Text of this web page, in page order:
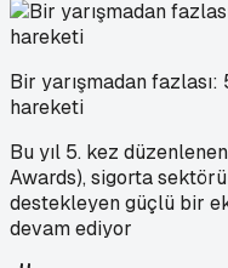
Bir yarışmadan
hareketi
Bu yıl 5. kez
Awards), sigorta
destekleyen güçlü bir
devam ediyor